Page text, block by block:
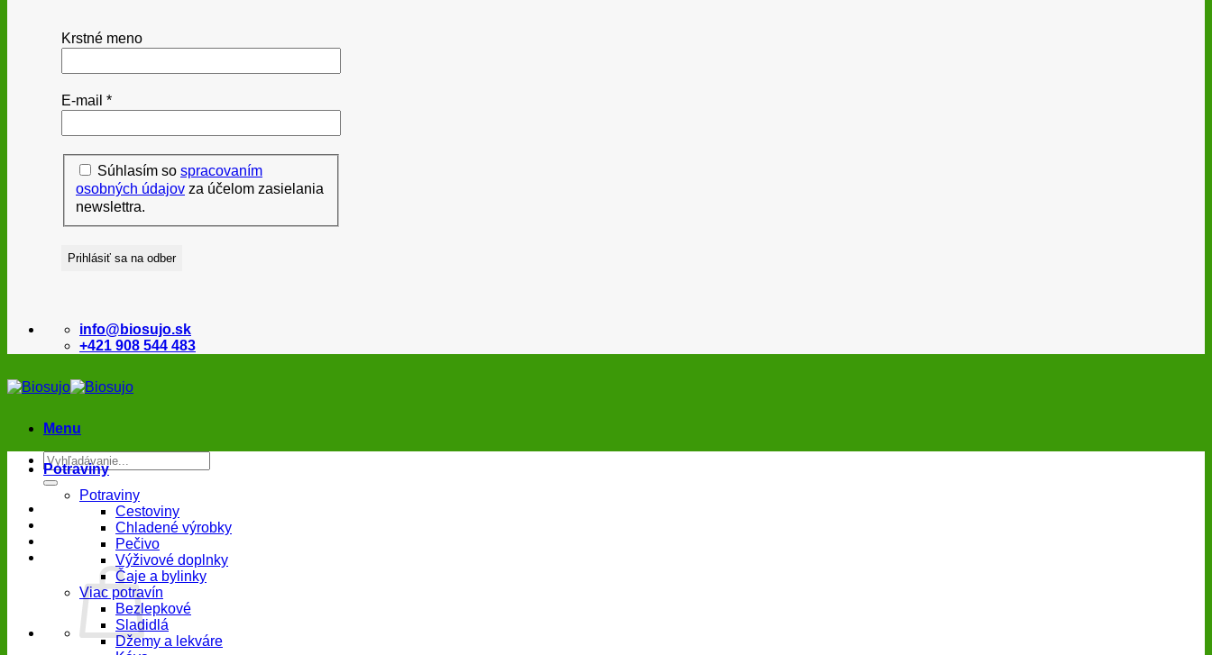
Krstné meno
E-mail *
Súhlasím so spracovaním
osobných údajov za účelom zasielania
newslettra.
info@biosujo.sk
+421 908 544 483
Menu
Hľadať:
Potraviny
Potraviny
Cestoviny
Chladené výrobky
Pečivo
Výživové doplnky
Čaje a bylinky
Viac potravín
Bezlepkové
Sladidlá
Džemy a lekváre